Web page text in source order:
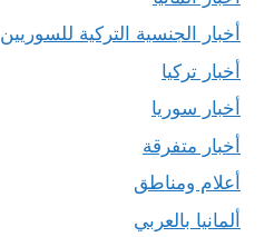
أخبار الجنسية التركية للسوريين
أخبار تركيا
أخبار سوريا
أخبار متفرقة
أعلام ومناطق
ألمانيا بالعربي